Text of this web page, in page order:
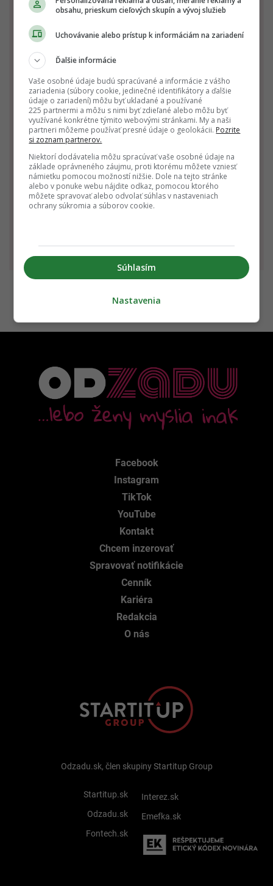
Rak
22.6. - 22.7. 23.7. - 22.8. 23.8. - 22.9.
Váhy
23.9. - 22.10.
Škorpión Strelec
Facebook
Instagram
TikTok
YouTube
Kontakt
Chcem inzerovať
Spravovať notifikácie
Cenník
Kariéra
Redakcia
O nás
Odzadu.sk, člen skupiny Startitup Group
Startitup.sk
Odzadu.sk
Fontech.sk
Interez.sk
Emefka.sk
obsahu, prieskum cieľových skupín a vývoj služieb
Uchovávanie alebo prístup k informáciám na zariadení
Ďalšie informácie
Vaše osobné údaje budú spracúvané a informácie z vášho
zariadenia (súbory cookie, jedinečné identifikátory a ďalšie
údaje o zariadení) môžu byť ukladané a používané
225 partnermi a môžu s nimi byť zdieľané alebo môžu byť
využívané konkrétne týmito webovými stránkami. My a naši
partneri môžeme používať presné údaje o geolokácii. Pozrite
si zoznam partnerov.
Niektorí dodávatelia môžu spracúvať vaše osobné údaje na
základe oprávneného záujmu, proti ktorému môžete vzniesť
námietku pomocou možností nižšie. Dole na tejto stránke
alebo v ponuke webu nájdite odkaz, pomocou ktorého
môžete spravovať alebo odvolať súhlas v nastaveniach
ochrany súkromia a súborov cookie.
Súhlasím
Nastavenia